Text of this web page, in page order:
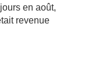
en août,
revenue